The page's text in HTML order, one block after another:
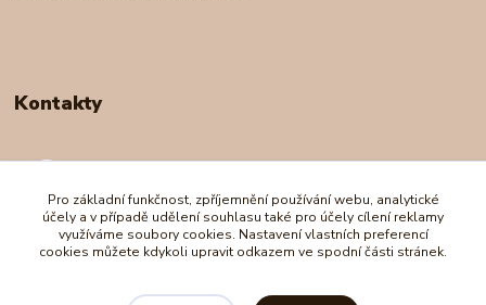
Kontakty
+420 739 227 998
(Po-Pá, 8-16 hod.)
e-shopro@seznam.cz
Pro základní funkčnost, zpříjemnění používání webu, analytické
účely a v případě udělení souhlasu také pro účely cílení reklamy
využíváme soubory cookies. Nastavení vlastních preferencí
cookies můžete kdykoli upravit odkazem ve spodní části stránek.